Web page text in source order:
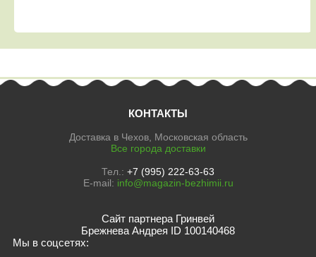
КОНТАКТЫ
Доставка в Чехов, Московская область
Все города доставки
Тел.: +7 (995) 222-63-63
E-mail: info@magazin-bezhimii.ru
Сайт партнера Гринвей
Брежнева Андрея ID 100140468
Мы в соцсетях: